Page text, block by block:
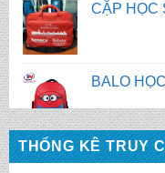
BALO
BALO
BALO
THỐNG KÊ TRUY